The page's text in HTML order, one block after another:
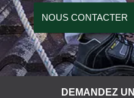
NOUS CONTACTER
DEMANDEZ